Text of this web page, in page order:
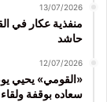
13/07/2026
حاشد
12/07/2026
«القومي» يحيي
سعاده بوقفة